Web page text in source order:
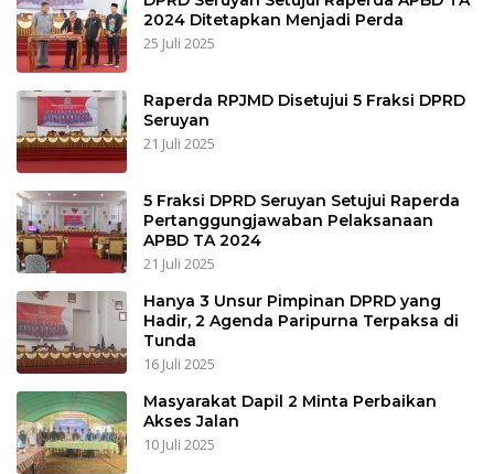
2024 Ditetapkan Menjadi Perda
25 Juli 2025
Raperda RPJMD Disetujui 5 Fraksi DPRD
Seruyan
21 Juli 2025
5 Fraksi DPRD Seruyan Setujui Raperda
Pertanggungjawaban Pelaksanaan
APBD TA 2024
21 Juli 2025
Hanya 3 Unsur Pimpinan DPRD yang
Hadir, 2 Agenda Paripurna Terpaksa di
Tunda
16 Juli 2025
Masyarakat Dapil 2 Minta Perbaikan
Akses Jalan
10 Juli 2025